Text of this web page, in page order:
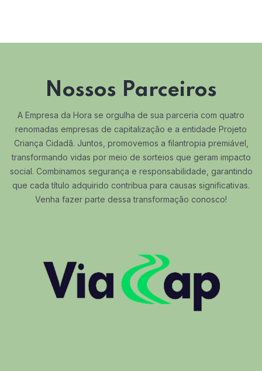
Nossos Parceiros
A Empresa da Hora se orgulha de sua parceria com quatro
renomadas empresas de capitalização e a entidade Projeto
Criança Cidadã. Juntos, promovemos a filantropia premiável,
transformando vidas por meio de sorteios que geram impacto
social. Combinamos segurança e responsabilidade, garantindo
que cada título adquirido contribua para causas significativas.
Venha fazer parte dessa transformação conosco!